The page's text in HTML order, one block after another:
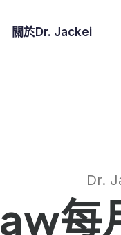
關於Dr. Jackei
Dr.
每